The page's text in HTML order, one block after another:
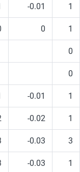
-0.01 1
0 1
0
0
-0.01 1
-0.02 1
-0.03 3
-0.03 1